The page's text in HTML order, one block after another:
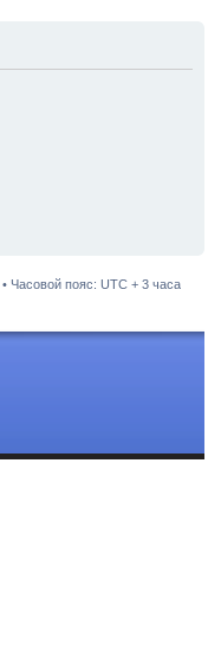
• Часовой пояс: UTC + 3 часа